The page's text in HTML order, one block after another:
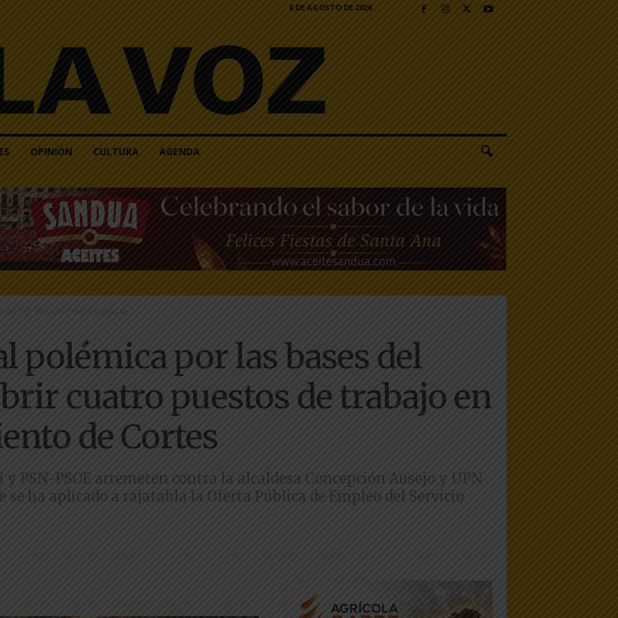
8 DE AGOSTO DE 2026
OPINIÓN CULTURA AGENDA
del SNE para cubrir cuatro puestos de...
polémica por las bases del
cuatro puestos de trabajo en
de Cortes
y PSN-PSOE arremeten contra la alcaldesa Concepción Ausejo y UPN
se ha aplicado a rajatabla la Oferta Pública de Empleo del Servicio